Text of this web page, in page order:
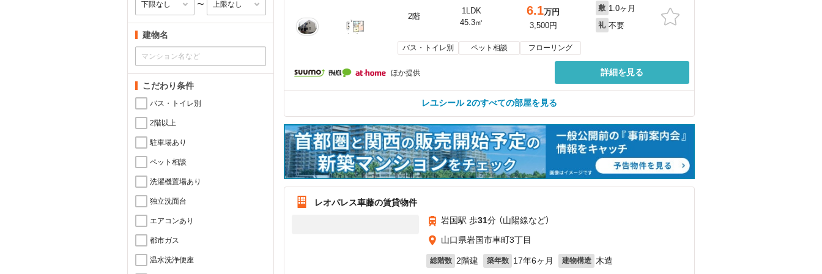
〜
建物名
こだわり条件
バス・トイレ別
2階以上
駐車場あり
ペット相談
洗濯機置場あり
独立洗面台
エアコンあり
都市ガス
温水洗浄便座
2階
1LDK
45.3㎡
6.1万円
3,500円
敷 1.0ヶ月
礼 不要
バス・トイレ別 ペット相談 フローリング
ほか提供 詳細を見る
レユシール 2のすべての部屋を見る
レオパレス車藤の賃貸物件
岩国駅 歩31分 （山陽線など）
山口県岩国市車町3丁目
総階数 2階建 築年数 17年6ヶ月 建物構造 木造